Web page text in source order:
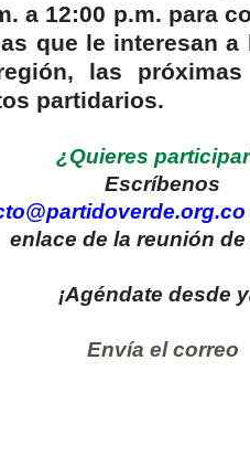
a 12:00 p.m. para
que le interesan a
las
partidarios.
¿Quieres
Escríbenos
enlace de la reunión de
¡Agéndate desde
Envía el correo